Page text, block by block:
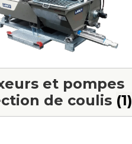
et pompes
de coulis (1)